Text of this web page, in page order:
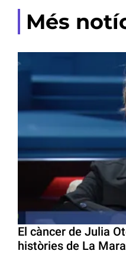
Més
El càncer de Julia
històries de La